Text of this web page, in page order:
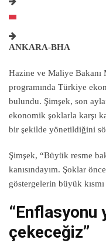
ANKARA-BHA
Hazine ve Maliye Bakanı
programında Türkiye
bulundu. Şimşek, son
ekonomik şoklarla karşı
bir şekilde yönetildiğini
Şimşek, “Büyük resme
kanısındayım. Şoklar
göstergelerin büyük
“Enflasyonu
çekeceğiz”